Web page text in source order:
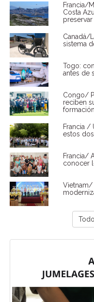
Francia/
Costa
Canadá/
sistema
Togo:
antes de
Congo/
reciben
formación
Francia /
estos
Francia/
conocer
Vietnam/